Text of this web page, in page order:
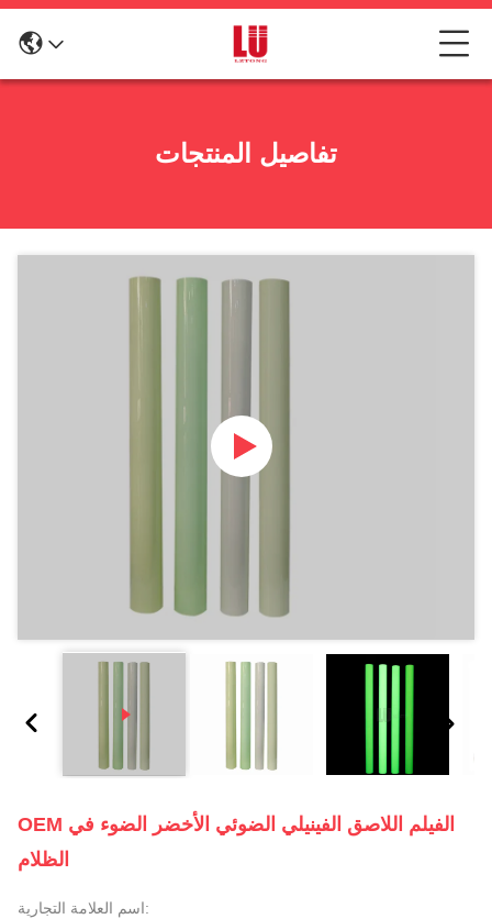
تفاصيل المنتجات
OEM الفيلم اللاصق الفينيلي الضوئي الأخضر الضوء في
الظلام
اسم العلامة التجارية: